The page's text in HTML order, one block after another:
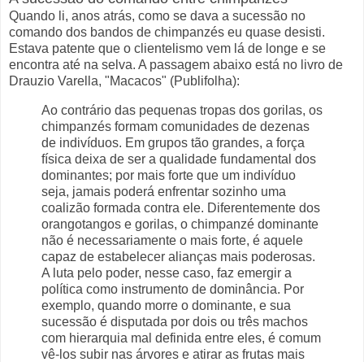
Quando li, anos atrás, como se dava a sucessão no
comando dos bandos de chimpanzés eu quase desisti.
Estava patente que o clientelismo vem lá de longe e se
encontra até na selva. A passagem abaixo está no livro de
Drauzio Varella, "Macacos" (Publifolha):
Ao contrário das pequenas tropas dos gorilas, os
chimpanzés formam comunidades de dezenas
de indivíduos. Em grupos tão grandes, a força
física deixa de ser a qualidade fundamental dos
dominantes; por mais forte que um indivíduo
seja, jamais poderá enfrentar sozinho uma
coalizão formada contra ele. Diferentemente dos
orangotangos e gorilas, o chimpanzé dominante
não é necessariamente o mais forte, é aquele
capaz de estabelecer alianças mais poderosas.
A luta pelo poder, nesse caso, faz emergir a
política como instrumento de dominância. Por
exemplo, quando morre o dominante, e sua
sucessão é disputada por dois ou três machos
com hierarquia mal definida entre eles, é comum
vê-los subir nas árvores e atirar as frutas mais